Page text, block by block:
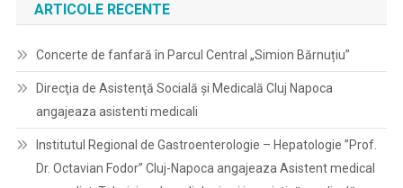
ARTICOLE RECENTE
Concerte de fanfară în Parcul Central „Simion Bărnuțiu”
Direcţia de Asistenţă Socială şi Medicală Cluj Napoca
angajeaza asistenti medicali
Institutul Regional de Gastroenterologie – Hepatologie ”Prof.
Dr. Octavian Fodor” Cluj-Napoca angajeaza Asistent medical